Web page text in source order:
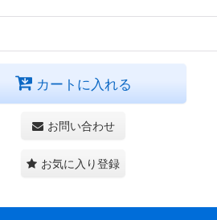
カートに入れる
お問い合わせ
お気に入り登録